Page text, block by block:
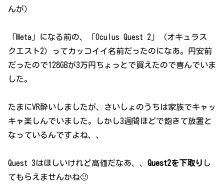
んが）
「Meta」になる前の、「Oculus Quest 2」（オキュラス
クエスト2）ってカッコイイ名前だったのになあ。円安前
だったので128GBが3万円ちょっとで買えたので喜んでいま
した。
たまにVR酔いしましたが、さいしょのうちは家族でキャッ
キャ楽しんでいました。しかし3週間ほどで飽きて放置と
なっているんですよね、、
Quest 3はほしいけれど高価だなあ、、 Quest2を下取り し
てもらえませんかね🙁